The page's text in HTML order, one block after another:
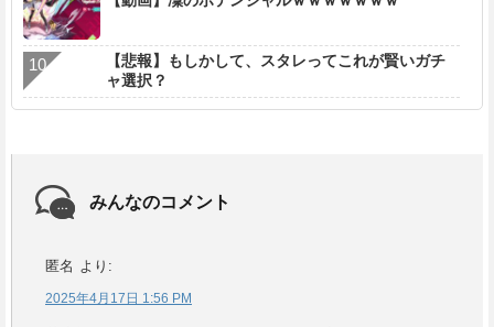
【悲報】もしかして、スタレってこれが賢いガチ
ャ選択？
みんなのコメント
匿名 より:
2025年4月17日 1:56 PM